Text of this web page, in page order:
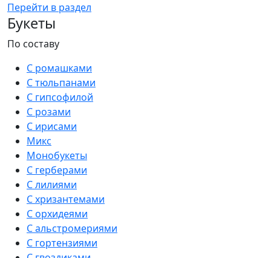
Перейти в раздел
Букеты
По составу
С ромашками
С тюльпанами
С гипсофилой
С розами
С ирисами
Микс
Монобукеты
С герберами
С лилиями
С хризантемами
С орхидеями
С альстромериями
С гортензиями